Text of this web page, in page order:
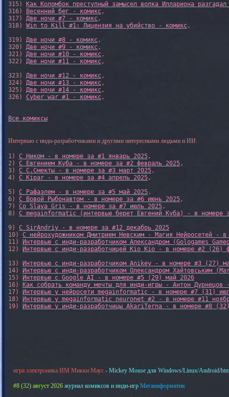
315)
Как Коломбок преступный замысел волка Иллариона
316)
Весенний бег - комикс,
317) Две ночи #7 - комикс,
318) Win to Kill #1: Лицензия на убийство - комикс,
319) Две ночи #8 - комикс,
320) Две ночи #9 - комикс,
321) Две ночи #10 - комикс,
322) Две ночи #11 - комикс,
323) Две ночи #12 - комикс,
324) Две ночи #13 - комикс,
325) Две ночи #14 - комикс,
326) Cyber war #1 - комикс,
Все комиксы
Интервью с инди-разработчиками и другими интересными людьми и ИИ:
1) С Ником - в номере за #1 январь 2025,
2) С Евгением Куба - в номере за #2 февраль 2025,
3) С С.Смекты - в номере за #3 март 2025,
4) С Kipar - в номере за #4 апрель 2025,
5) С Рафаэлем - в номере за #5 май 2025,
6) С Вовой Рыбонавтом - в номере за #6 июнь 2025,
7) Со Slava Gris - в номере за #7 июль 2025,
8) С megainformatic (интервью берет Евгений Куба) - в номере
9) С SirAndriy - в номере за #12 декабрь 2025
10) С нейрохудожником Дмитрием Невским - Магия Нейросетей -
11)
Интервью с инди-разработчиком Александром (Gologames
12)
Интервью с инди-разработчицей Kio Kio - в номере #2 (26)
13)
Интервью с инди-разработчиком Anikey - в номере #3 (27)
14)
Интервью с инди-разработчиком Олександром Хайтовським
15)
Интервью с Google AI - в номере #5 (29) май 2026
16)
Как собрать команду мечты для инди-игры - Антон
17)
Интервью у нейросети megainformatic - в номере #7 (31)
18)
Интервью у megainformatic neuronet #2 - в номере #11
19)
Интервью у инди-разработчицы AkariTerna - в номере #8
игра электроника ИМ Микки Маус - Mickey Mouse для Windows/Linux/Android/
#8 (32) август 2026 журнал комиксов и инди-игр Мегаинформатик